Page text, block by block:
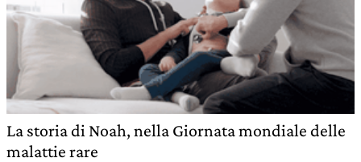
La storia di Noah, nella Giornata mondiale delle
malattie rare